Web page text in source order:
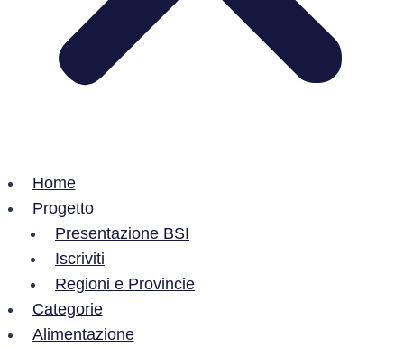
Home
Progetto
Presentazione BSI
Iscriviti
Regioni e Provincie
Categorie
Alimentazione